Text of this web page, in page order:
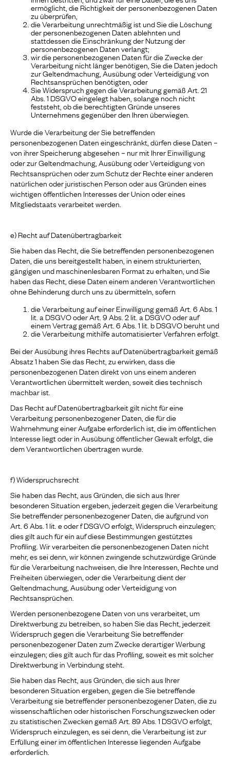
ermöglicht, die Richtigkeit der personenbezogenen Daten
zu überprüfen,
die Verarbeitung unrechtmäßig ist und Sie die Löschung
der personenbezogenen Daten ablehnten und
stattdessen die Einschränkung der Nutzung der
personenbezogenen Daten verlangt;
wir die personenbezogenen Daten für die Zwecke der
Verarbeitung nicht länger benötigen, Sie die Daten jedoch
zur Geltendmachung, Ausübung oder Verteidigung von
Rechtsansprüchen benötigten, oder
Sie Widerspruch gegen die Verarbeitung gemäß Art. 21
Abs. 1 DSGVO eingelegt haben, solange noch nicht
feststeht, ob die berechtigten Gründe unseres
Unternehmens gegenüber den Ihren überwiegen.
Wurde die Verarbeitung der Sie betreffenden
personenbezogenen Daten eingeschränkt, dürfen diese Daten –
von ihrer Speicherung abgesehen – nur mit Ihrer Einwilligung
oder zur Geltendmachung, Ausübung oder Verteidigung von
Rechtsansprüchen oder zum Schutz der Rechte einer anderen
natürlichen oder juristischen Person oder aus Gründen eines
wichtigen öffentlichen Interesses der Union oder eines
Mitgliedstaats verarbeitet werden.
e) Recht auf Datenübertragbarkeit
Sie haben das Recht, die Sie betreffenden personenbezogenen
Daten, die uns bereitgestellt haben, in einem strukturierten,
gängigen und maschinenlesbaren Format zu erhalten, und Sie
haben das Recht, diese Daten einem anderen Verantwortlichen
ohne Behinderung durch uns zu übermitteln, sofern
die Verarbeitung auf einer Einwilligung gemäß Art. 6 Abs. 1
lit. a DSGVO oder Art. 9 Abs. 2 lit. a DSGVO oder auf
einem Vertrag gemäß Art. 6 Abs. 1 lit. b DSGVO beruht und
die Verarbeitung mithilfe automatisierter Verfahren erfolgt.
Bei der Ausübung ihres Rechts auf Datenübertragbarkeit gemäß
Absatz 1 haben Sie das Recht, zu erwirken, dass die
personenbezogenen Daten direkt von uns einem anderen
Verantwortlichen übermittelt werden, soweit dies technisch
machbar ist.
Das Recht auf Datenübertragbarkeit gilt nicht für eine
Verarbeitung personenbezogener Daten, die für die
Wahrnehmung einer Aufgabe erforderlich ist, die im öffentlichen
Interesse liegt oder in Ausübung öffentlicher Gewalt erfolgt, die
dem Verantwortlichen übertragen wurde.
f) Widerspruchsrecht
Sie haben das Recht, aus Gründen, die sich aus Ihrer
besonderen Situation ergeben, jederzeit gegen die Verarbeitung
Sie betreffender personenbezogener Daten, die aufgrund von
Art. 6 Abs. 1 lit. e oder f DSGVO erfolgt, Widerspruch einzulegen;
dies gilt auch für ein auf diese Bestimmungen gestütztes
Profiling. Wir verarbeiten die personenbezogenen Daten nicht
mehr, es sei denn, wir können zwingende schutzwürdige Gründe
für die Verarbeitung nachweisen, die Ihre Interessen, Rechte und
Freiheiten überwiegen, oder die Verarbeitung dient der
Geltendmachung, Ausübung oder Verteidigung von
Rechtsansprüchen.
Werden personenbezogene Daten von uns verarbeitet, um
Direktwerbung zu betreiben, so haben Sie das Recht, jederzeit
Widerspruch gegen die Verarbeitung Sie betreffender
personenbezogener Daten zum Zwecke derartiger Werbung
einzulegen; dies gilt auch für das Profiling, soweit es mit solcher
Direktwerbung in Verbindung steht.
Sie haben das Recht, aus Gründen, die sich aus Ihrer
besonderen Situation ergeben, gegen die Sie betreffende
Verarbeitung sie betreffender personenbezogener Daten, die zu
wissenschaftlichen oder historischen Forschungszwecken oder
zu statistischen Zwecken gemäß Art. 89 Abs. 1 DSGVO erfolgt,
Widerspruch einzulegen, es sei denn, die Verarbeitung ist zur
Erfüllung einer im öffentlichen Interesse liegenden Aufgabe
erforderlich.